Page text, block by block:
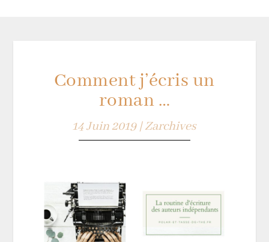
Comment j’écris un
roman …
14 Juin 2019|Zarchives